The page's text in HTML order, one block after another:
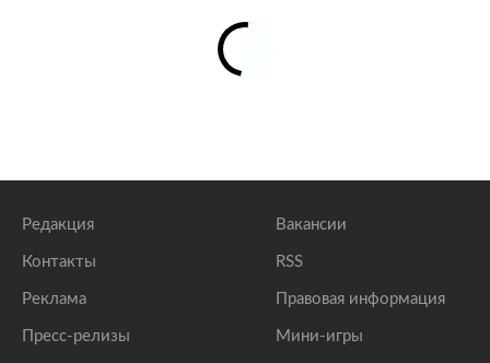
Редакция
Контакты
Реклама
Пресс-релизы
Вакансии
RSS
Правовая информация
Мини-игры